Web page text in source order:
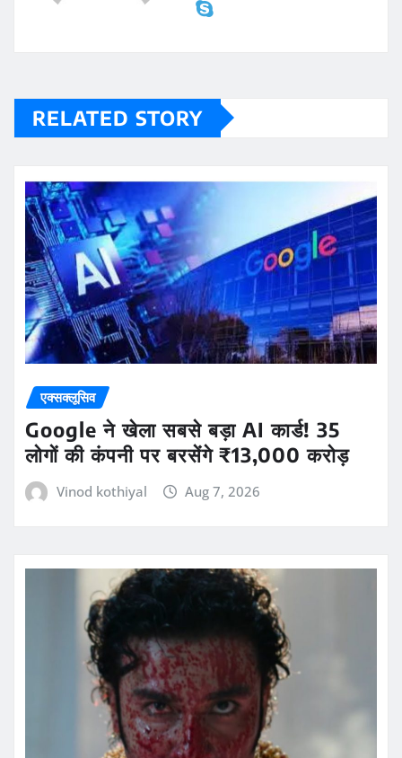
RELATED STORY
एक्सक्लूसिव
Google ने खेला सबसे बड़ा AI कार्ड! 35
लोगों की कंपनी पर बरसेंगे ₹13,000 करोड़
Vinod kothiyal Aug 7, 2026